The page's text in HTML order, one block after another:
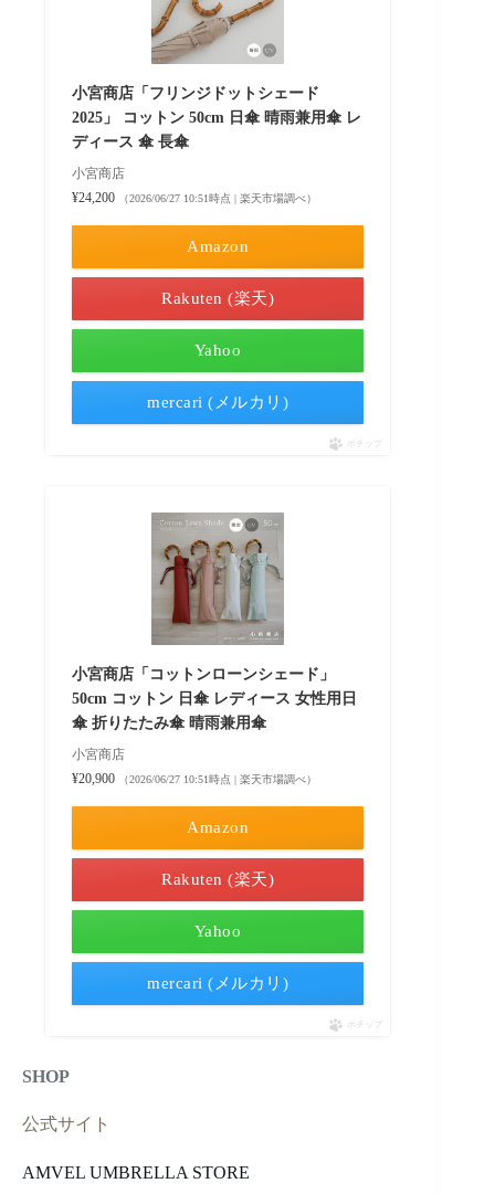
小宮商店「フリンジドットシェード
2025」 コットン 50cm 日傘 晴雨兼用傘 レ
ディース 傘 長傘
小宮商店
¥24,200
（2026/06/27 10:51時点 | 楽天市場調べ）
Amazon
Rakuten (楽天)
Yahoo
mercari (メルカリ)
ポチップ
小宮商店「コットンローンシェード」
50cm コットン 日傘 レディース 女性用日
傘 折りたたみ傘 晴雨兼用傘
小宮商店
¥20,900
（2026/06/27 10:51時点 | 楽天市場調べ）
Amazon
Rakuten (楽天)
Yahoo
mercari (メルカリ)
ポチップ
SHOP
公式サイト
AMVEL UMBRELLA STORE